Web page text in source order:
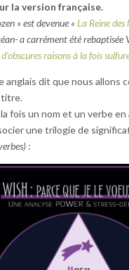
la version française.
» est devenue « La Reine des
a carrément été rebaptisée
raisons à la fois
dit que nous allons
titre.
fois un nom et un verbe en
une trilogie de
: